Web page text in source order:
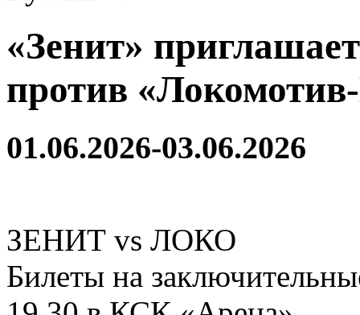
«Зенит»
против
01.06.2026-03.06.2026
ЗЕНИТ vs ЛОКО
Билеты на